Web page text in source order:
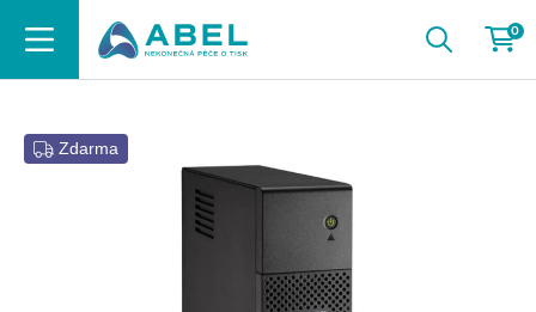
0
Zdarma